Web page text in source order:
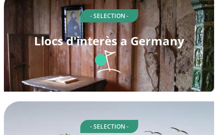
- SELECTION -
Llocs d'interès a Germany
- SELECTION -